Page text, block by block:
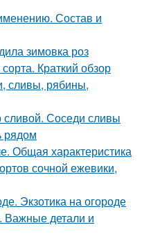
Состав и
зимовка роз
Краткий обзор
сливы, рябины,
сливой. Соседи сливы
рядом
Общая характеристика
сочной ежевики,
Экзотика на огороде
Важные детали и